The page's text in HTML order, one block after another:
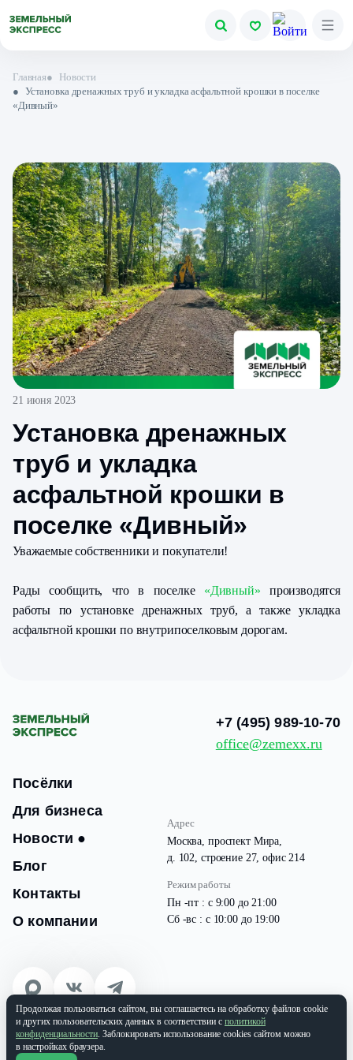
Главная●
Новости
● Установка дренажных труб и укладка асфальтной крошки в поселке
«Дивный»
21 июня 2023
Установка дренажных
труб и укладка
асфальтной крошки в
поселке «Дивный»
Уважаемые собственники и покупатели!
Рады сообщить, что в поселке «Дивный» производятся
работы по установке дренажных труб, а также укладка
асфальтной крошки по внутрипоселковым дорогам.
Посёлки
Для бизнеса
Новости ●
Блог
Контакты
О компании
Адрес
Москва, проспект Мира,
д. 102, строение 27, офис 214
Режим работы
Пн -пт : с 9:00 до 21:00
Сб -вс : с 10:00 до 19:00
+7 (495) 989-10-70
office@zemexx.ru
© 2026 Все права защищены
ООО «ЗЕМЭКС» ИНН: 9701087133 | ОГРН: 1177746937565
Политика конфиденциальности
Продолжая пользоваться сайтом, вы соглашаетесь на обработку файлов cookie
и других пользовательских данных в соответствии с политикой
конфиденциальности. Заблокировать использование cookies сайтом можно
в настройках браузера.